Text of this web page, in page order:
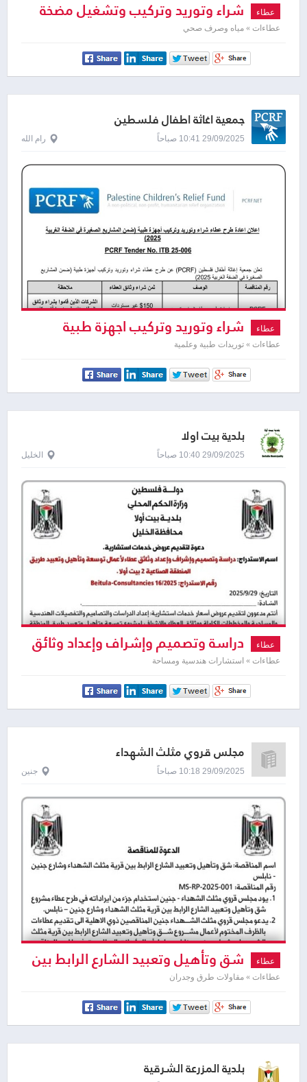
عطاء شراء وتوريد وتركيب وتشغيل مضخة
مياه
عطاءات » مياه وصرف صحي
جمعية اغاثة اطفال فلسطين
29/09/2025 10:41 صباحاً رام الله
عطاء شراء وتوريد وتركيب اجهزة طبية
عطاءات » توريدات طبية وعلمية
بلدية بيت اولا
29/09/2025 10:40 صباحاً الخليل
عطاء دراسة وتصميم وإشراف وإعداد وثائق
عطاء لأعمال توسعة وتأهيل وتعبيد طريق
المنطقة الصناعية
عطاءات » استشارات هندسية ومساحة
مجلس قروي مثلث الشهداء
29/09/2025 10:18 صباحاً جنين
عطاء شق وتأهيل وتعبيد الشارع الرابط بين
قرية مثلث الشهداء وشارع جنين
عطاءات » مقاولات طرق وجدران
بلدية المزرعة الشرقية